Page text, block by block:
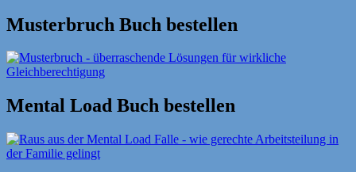
Musterbruch Buch bestellen
Mental Load Buch bestellen